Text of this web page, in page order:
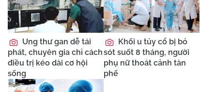
Ung thư gan dễ tái
phát, chuyên gia chỉ cách
điều trị kéo dài cơ hội
sống
Khối u tủy cổ bị bỏ
sót suốt 8 tháng, người
phụ nữ thoát cảnh tàn
phế